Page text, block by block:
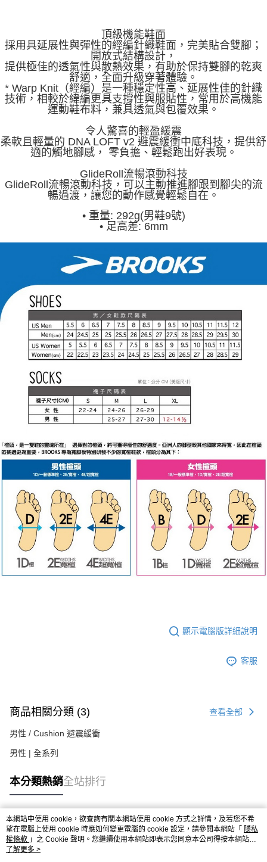
頂級機能鞋面
採用具延展性與彈性的經編針織鞋面，完美貼合雙腳；
開放式結構設計，
提供極佳的透氣性與散熱效果，有助於保持雙腳的乾爽
舒適，全面升級穿著體驗。
* Warp Knit（經編）是一種穩定性高、延展性佳的針織
技術，相較於緯編更具支撐性與服貼性，常用於高機能
運動鞋布料，兼具透氣與包覆效果。
令人驚喜的輕盈緩震
柔軟且輕量的 DNA LOFT v2 避震緩衝中底科技，提供舒
適的觸地腳感， 零負擔、輕鬆跑出好表現。
GlideRoll流暢滾動科技
GlideRoll流暢滾動科技，可以主動推進腳跟到腳尖的流
暢過渡，讓您的動作感覺輕鬆自在。
• 重量: 292g(男鞋9號)
• 足高差: 6mm
顯示電腦版詳細說明
客服
商品相關分類 (3) 查看全部
男性 / Cushion 避震緩衝
男性 | 全系列
本分類熱銷全站排行
熱門標籤
本網站中使用 cookie，欲查詢有關本網站使用 cookie 方式之詳情，及若您不希
望在電腦上使用 cookie 時應如何變更電腦的 cookie 設定，請參閱本網站「 隱私
權條款 」之 Cookie 聲明。您繼續使用本網站即表示您同意本公司得按本網站使
用條款之 Cookie 聲明使用 cookie。
了解更多 >